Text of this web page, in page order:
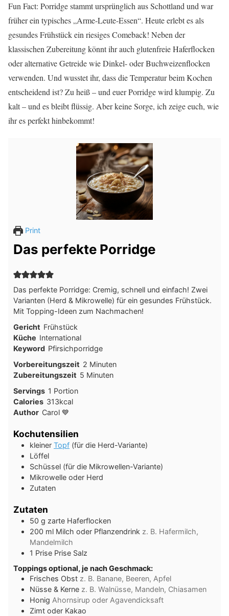
Fun Fact: Porridge stammt ursprünglich aus Schottland und war
früher ein typisches „Arme-Leute-Essen“. Heute erlebt es als
gesundes Frühstück ein riesiges Comeback! Neben der
klassischen Zubereitung könnt ihr auch glutenfreie Haferflocken
oder alternative Getreide wie Dinkel- oder Buchweizenflocken
verwenden. Und wusstet ihr, dass die Temperatur beim Kochen
entscheidend ist? Zu heiß – und euer Porridge wird klumpig. Zu
kalt – und es bleibt flüssig. Aber keine Sorge, ich zeige euch, wie
ihr es perfekt hinbekommt!
Print
Das perfekte Porridge
Das perfekte Porridge: Cremig, schnell und einfach! Zwei
Varianten (Herd & Mikrowelle) für ein gesundes Frühstück.
Mit Topping-Ideen zum Nachmachen!
Gericht Frühstück
Küche International
Keyword Pfirsichporridge
Vorbereitungszeit 2Minuten
Minuten
Zubereitungszeit 5Minuten
Minuten
Servings 1 Portion
Calories 313kcal
Author Carol 💙
Kochutensilien
kleiner Topf (für die Herd-Variante)
Löffel
Schüssel (für die Mikrowellen-Variante)
Mikrowelle oder Herd
Zutaten
Zutaten
50 g zarte Haferflocken
200 ml Milch oder Pflanzendrink z. B. Hafermilch,
Mandelmilch
1 Prise Prise Salz
Toppings optional, je nach Geschmack:
Frisches Obst z. B. Banane, Beeren, Apfel
Nüsse & Kerne z. B. Walnüsse, Mandeln, Chiasamen
Honig Ahornsirup oder Agavendicksaft
Zimt oder Kakao